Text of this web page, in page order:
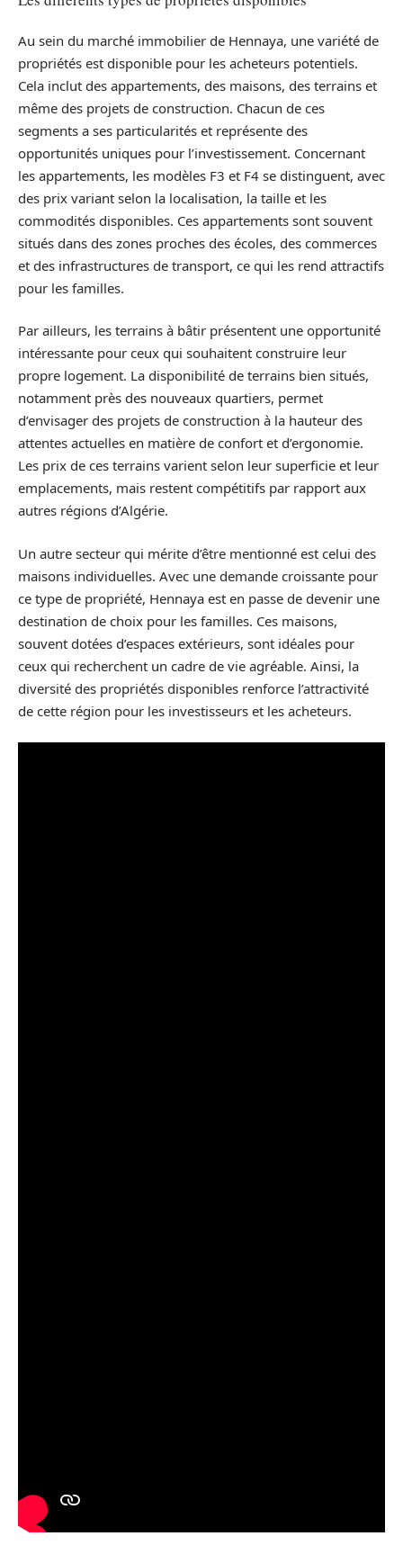
Au sein du marché immobilier de Hennaya, une variété de
propriétés est disponible pour les acheteurs potentiels.
Cela inclut des appartements, des maisons, des terrains et
même des projets de construction. Chacun de ces
segments a ses particularités et représente des
opportunités uniques pour l’investissement. Concernant
les appartements, les modèles F3 et F4 se distinguent, avec
des prix variant selon la localisation, la taille et les
commodités disponibles. Ces appartements sont souvent
situés dans des zones proches des écoles, des commerces
et des infrastructures de transport, ce qui les rend attractifs
pour les familles.
Par ailleurs, les terrains à bâtir présentent une opportunité
intéressante pour ceux qui souhaitent construire leur
propre logement. La disponibilité de terrains bien situés,
notamment près des nouveaux quartiers, permet
d’envisager des projets de construction à la hauteur des
attentes actuelles en matière de confort et d’ergonomie.
Les prix de ces terrains varient selon leur superficie et leur
emplacements, mais restent compétitifs par rapport aux
autres régions d’Algérie.
Un autre secteur qui mérite d’être mentionné est celui des
maisons individuelles. Avec une demande croissante pour
ce type de propriété, Hennaya est en passe de devenir une
destination de choix pour les familles. Ces maisons,
souvent dotées d’espaces extérieurs, sont idéales pour
ceux qui recherchent un cadre de vie agréable. Ainsi, la
diversité des propriétés disponibles renforce l’attractivité
de cette région pour les investisseurs et les acheteurs.